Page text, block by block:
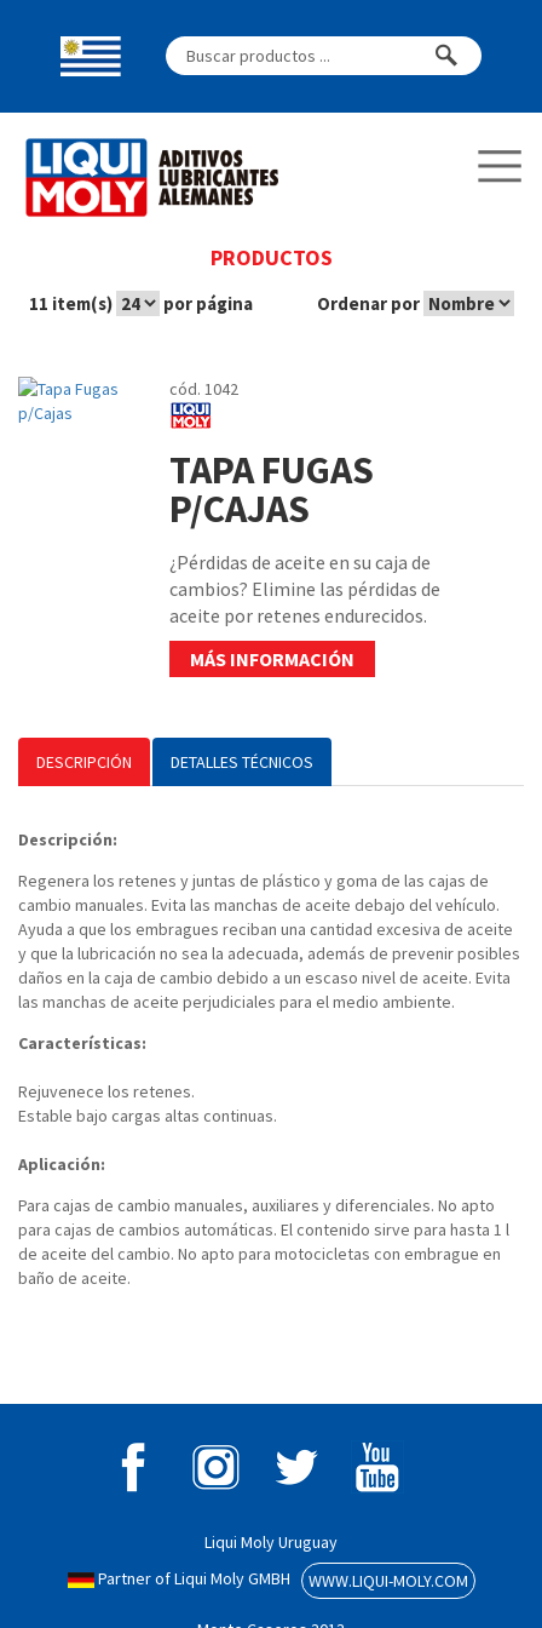
PRODUCTOS
11 item(s) por página Ordenar por
cód. 1042
TAPA FUGAS
P/CAJAS
¿Pérdidas de aceite en su caja de
cambios? Elimine las pérdidas de
aceite por retenes endurecidos.
MÁS INFORMACIÓN
DESCRIPCIÓN DETALLES TÉCNICOS
Descripción:
Regenera los retenes y juntas de plástico y goma de las cajas de
cambio manuales. Evita las manchas de aceite debajo del vehículo.
Ayuda a que los embragues reciban una cantidad excesiva de aceite
y que la lubricación no sea la adecuada, además de prevenir posibles
daños en la caja de cambio debido a un escaso nivel de aceite. Evita
las manchas de aceite perjudiciales para el medio ambiente.
Características:
Rejuvenece los retenes.
Estable bajo cargas altas continuas.
Aplicación:
Para cajas de cambio manuales, auxiliares y diferenciales. No apto
para cajas de cambios automáticas. El contenido sirve para hasta 1 l
de aceite del cambio. No apto para motocicletas con embrague en
baño de aceite.
Liqui Moly Uruguay
Partner of Liqui Moly GMBH
WWW.LIQUI-MOLY.COM